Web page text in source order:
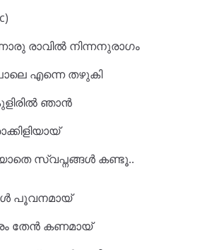
രാവിൽ നിന്നനുരാഗം
എന്നെ തഴുകി
ഞാൻ
സ്വപ്നങ്ങൾ കണ്ടൂ..
പൂവനമായ്
തേൻ കണമായ്